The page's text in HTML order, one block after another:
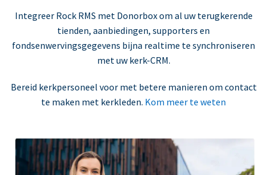
Integreer Rock RMS met Donorbox om al uw terugkerende
tienden, aanbiedingen, supporters en
fondsenwervingsgegevens bijna realtime te synchroniseren
met uw kerk-CRM.
Bereid kerkpersoneel voor met betere manieren om contact
te maken met kerkleden. Kom meer te weten